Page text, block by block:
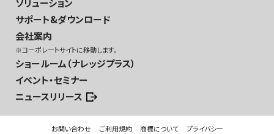
ソリューション
サポート&ダウンロード
会社案内
※コーポレートサイトに移動します。
ショールーム（ナレッジプラス）
イベント・セミナー
ニュースリリース
お問い合わせ ご利用規約 商標について プライバシー